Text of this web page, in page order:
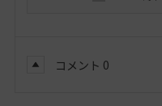
コメント 0